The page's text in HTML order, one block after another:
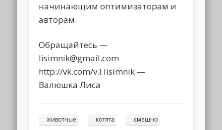
начинающим оптимизаторам и
авторам.
Обращайтесь —
lisimnik@gmail.com
http://vk.com/v.l.lisimnik —
Валюшка Лиса
животные котята смешно